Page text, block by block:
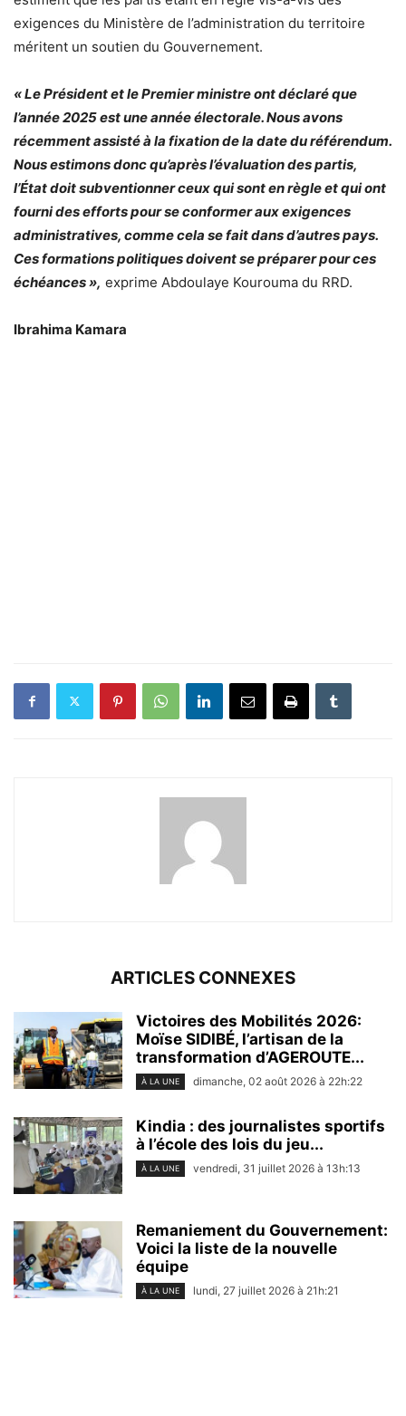
exigences du Ministère de l’administration du territoire
méritent un soutien du Gouvernement.
« Le Président et le Premier ministre ont déclaré que
l’année 2025 est une année électorale. Nous avons
récemment assisté à la fixation de la date du référendum.
Nous estimons donc qu’après l’évaluation des partis,
l’État doit subventionner ceux qui sont en règle et qui ont
fourni des efforts pour se conformer aux exigences
administratives, comme cela se fait dans d’autres pays.
Ces formations politiques doivent se préparer pour ces
échéances », exprime Abdoulaye Kourouma du RRD.
Ibrahima Kamara
ARTICLES CONNEXES
Victoires des Mobilités 2026:
Moïse SIDIBÉ, l’artisan de la
transformation d’AGEROUTE...
À LA UNE dimanche, 02 août 2026 à 22h:22
Kindia : des journalistes sportifs
à l’école des lois du jeu...
À LA UNE vendredi, 31 juillet 2026 à 13h:13
Remaniement du Gouvernement:
Voici la liste de la nouvelle
équipe
À LA UNE lundi, 27 juillet 2026 à 21h:21